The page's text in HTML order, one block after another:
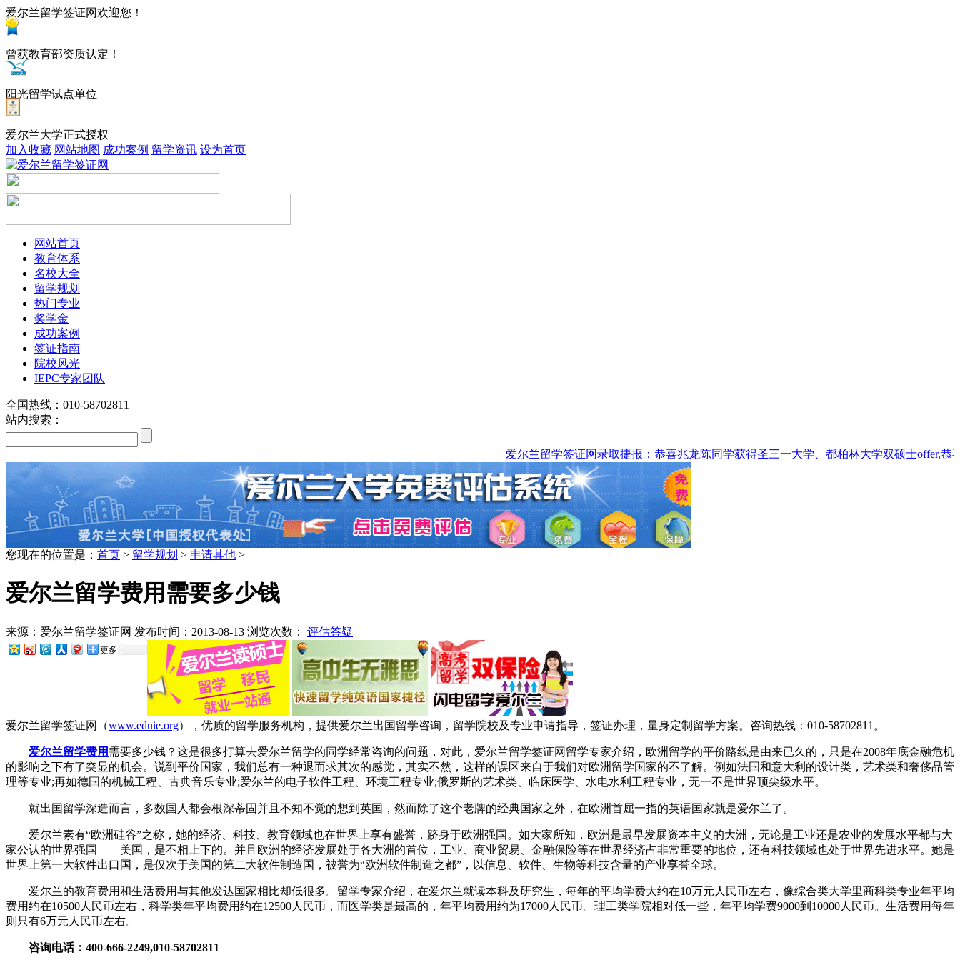
爱尔兰留学签证网欢迎您！
曾获教育部资质认定！
阳光留学试点单位
爱尔兰大学正式授权
加入收藏 网站地图 成功案例 留学资讯 设为首页
网站首页
教育体系
名校大全
留学规划
热门专业
奖学金
成功案例
签证指南
院校风光
IEPC专家团队
全国热线：010-58702811
站内搜索：
爱尔兰留学签证网录取捷报：恭喜兆龙陈同学获得圣三一大学、都柏林大学双硕士offer,恭
louis vuitton explorateur terre
seattle seahawks jerseys for kids
您现在的位置是： 首页 > 留学规划 > 申请其他 >
爱尔兰留学费用需要多少钱
来源： 爱尔兰留学签证网 发布时间： 2013-08-13 浏览次数： 评估答疑
更多
爱尔兰留学签证网（www.eduie.org），优质的留学服务机构，提供爱尔兰出国留学咨询，留学院校及专业申请指导，签证办理，量身定制留学方案。咨询热线：010-58702811。
爱尔兰留学费用 需要多少钱？这是很多打算去爱尔兰留学的同学经常咨询的问题，对此，爱尔兰留学签证网留学专家介绍，欧洲留学的平价路线是由来已久的，只是在2008年底金融危机
的影响之下有了突显的机会。说到平价国家，我们总有一种退而求其次的感觉，其实不然，这样的误区来自于我们对欧洲留学国家的不了解。例如法国和意大利的设计类，艺术类和奢侈品管
理等专业;再如德国的机械工程、古典音乐专业;爱尔兰的电子软件工程、环境工程专业;俄罗斯的艺术类、临床医学、水电水利工程专业，无一不是世界顶尖级水平。
就出国留学深造而言，多数国人都会根深蒂固并且不知不觉的想到英国，然而除了这个老牌的经典国家之外，在欧洲首屈一指的英语国家就是爱尔兰了。
爱尔兰素有“欧洲硅谷”之称，她的经济、科技、教育领域也在世界上享有盛誉，跻身于欧洲强国。如大家所知，欧洲是最早发展资本主义的大洲，无论是工业还是农业的发展水平都与大
家公认的世界强国——美国，是不相上下的。并且欧洲的经济发展处于各大洲的首位，工业、商业贸易、金融保险等在世界经济占非常重要的地位，还有科技领域也处于世界先进水平。她是
世界上第一大软件出口国，是仅次于美国的第二大软件制造国，被誉为“欧洲软件制造之都”，以信息、软件、生物等科技含量的产业享誉全球。
爱尔兰的教育费用和生活费用与其他发达国家相比却低很多。留学专家介绍，在爱尔兰就读本科及研究生，每年的平均学费大约在10万元人民币左右，像综合类大学里商科类专业年平均
费用约在10500人民币左右，科学类年平均费用约在12500人民币，而医学类是最高的，年平均费用约为17000人民币。理工类学院相对低一些，年平均学费9000到10000人民币。生活费用每年
则只有6万元人民币左右。
咨询电话：400-666-2249,010-58702811